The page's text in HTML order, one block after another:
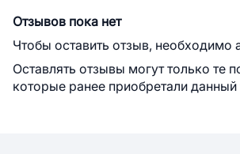
Отзывов пока нет
Чтобы оставить отзыв, необходимо
Оставлять отзывы могут только те
которые ранее приобретали данный